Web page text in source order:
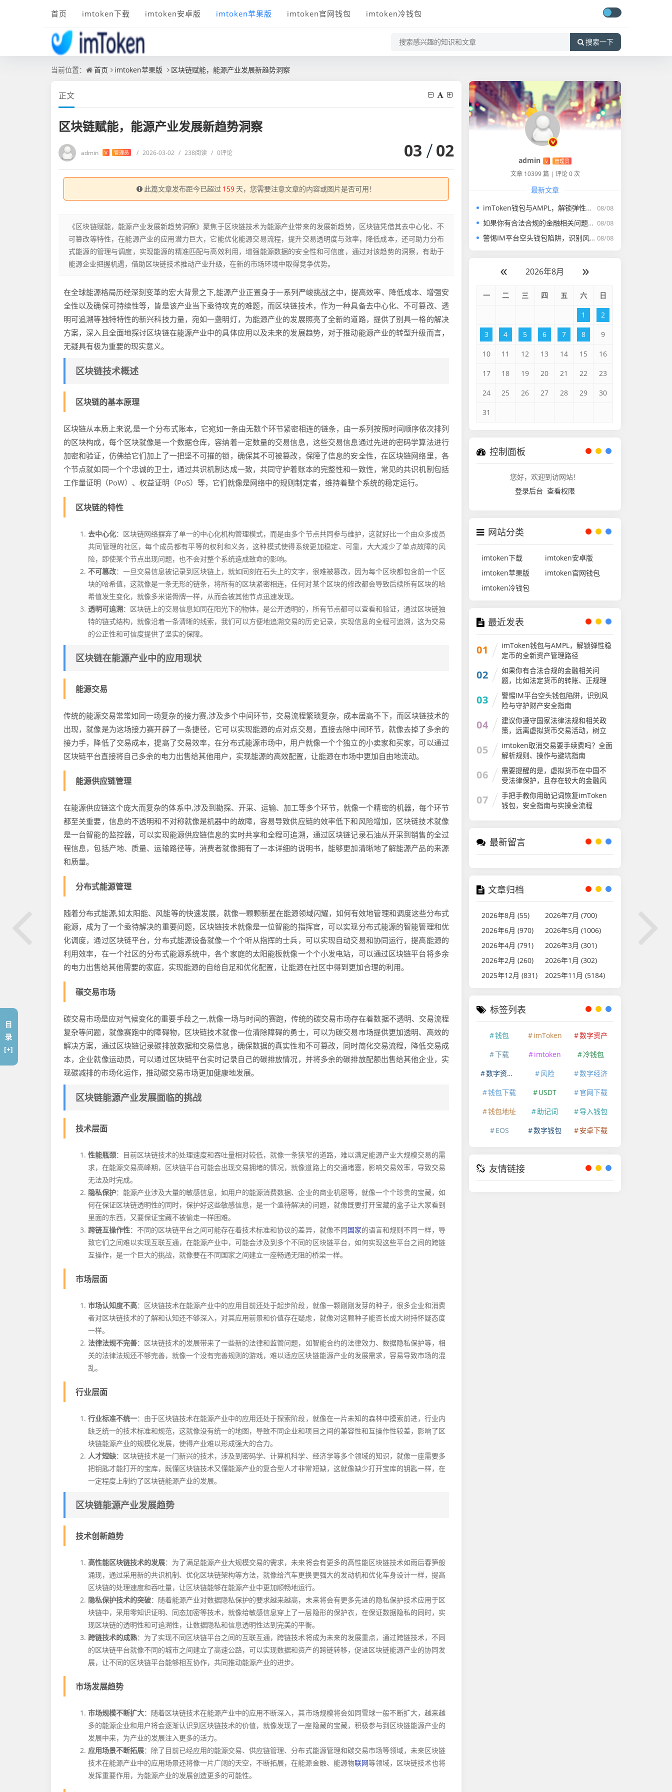
首页 imtoken下载 imtoken安卓版 imtoken苹果版 imtoken官网钱包 imtoken冷钱包
搜索一下
当前位置： 首页 imtoken苹果版 区块链赋能，能源产业发展新趋势洞察
正文
区块链赋能，能源产业发展新趋势洞察
admin V 管理员 / 2026-03-02 / 238阅读 / 0评论 03 02
此篇文章发布距今已超过 159 天，您需要注意文章的内容或图片是否可用！
《区块链赋能，能源产业发展新趋势洞察》聚焦于区块链技术为能源产业带来的发展新趋势，区块链凭借其去中心化、不
可篡改等特性，在能源产业的应用潜力巨大，它能优化能源交易流程，提升交易透明度与效率，降低成本，还可助力分布
式能源的管理与调度，实现能源的精准匹配与高效利用，增强能源数据的安全性和可信度，通过对该趋势的洞察，有助于
能源企业把握机遇，借助区块链技术推动产业升级，在新的市场环境中取得竞争优势。
在全球能源格局历经深刻变革的宏大背景之下,能源产业正置身于一系列严峻挑战之中，提高效率、降低成本、增强安
全性以及确保可持续性等，皆是该产业当下亟待攻克的难题，而区块链技术，作为一种具备去中心化、不可篡改、透
明可追溯等独特特性的新兴科技力量，宛如一盏明灯，为能源产业的发展照亮了全新的道路，提供了别具一格的解决
方案，深入且全面地探讨区块链在能源产业中的具体应用以及未来的发展趋势，对于推动能源产业的转型升级而言，
无疑具有极为重要的现实意义。
区块链技术概述
区块链的基本原理
区块链从本质上来说,是一个分布式账本，它宛如一条由无数个环节紧密相连的链条，由一系列按照时间顺序依次排列
的区块构成，每个区块就像是一个数据仓库，容纳着一定数量的交易信息，这些交易信息通过先进的密码学算法进行
加密和验证，仿佛给它们加上了一把坚不可摧的锁，确保其不可被篡改，保障了信息的安全性，在区块链网络里，各
个节点就如同一个个忠诚的卫士，通过共识机制达成一致，共同守护着账本的完整性和一致性，常见的共识机制包括
工作量证明（PoW）、权益证明（PoS）等，它们就像是网络中的规则制定者，维持着整个系统的稳定运行。
区块链的特性
去中心化：区块链网络摒弃了单一的中心化机构管理模式，而是由多个节点共同参与维护，这就好比一个由众多成员
共同管理的社区，每个成员都有平等的权利和义务，这种模式使得系统更加稳定、可靠，大大减少了单点故障的风
险，即使某个节点出现问题，也不会对整个系统造成致命的影响。
不可篡改：一旦交易信息被记录到区块链上，就如同刻在石头上的文字，很难被篡改，因为每个区块都包含前一个区
块的哈希值，这就像是一条无形的链条，将所有的区块紧密相连，任何对某个区块的修改都会导致后续所有区块的哈
希值发生变化，就像多米诺骨牌一样，从而会被其他节点迅速发现。
透明可追溯：区块链上的交易信息如同在阳光下的物体，是公开透明的，所有节点都可以查看和验证，通过区块链独
特的链式结构，就像沿着一条清晰的线索，我们可以方便地追溯交易的历史记录，实现信息的全程可追溯，这为交易
的公正性和可信度提供了坚实的保障。
区块链在能源产业中的应用现状
能源交易
传统的能源交易常常如同一场复杂的接力赛,涉及多个中间环节，交易流程繁琐复杂，成本居高不下，而区块链技术的
出现，就像是为这场接力赛开辟了一条捷径，它可以实现能源的点对点交易，直接去除中间环节，就像去掉了多余的
接力手，降低了交易成本，提高了交易效率，在分布式能源市场中，用户就像一个个独立的小卖家和买家，可以通过
区块链平台直接将自己多余的电力出售给其他用户，实现能源的高效配置，让能源在市场中更加自由地流动。
能源供应链管理
在能源供应链这个庞大而复杂的体系中,涉及到勘探、开采、运输、加工等多个环节，就像一个精密的机器，每个环节
都至关重要，信息的不透明和不对称就像是机器中的故障，容易导致供应链的效率低下和风险增加，区块链技术就像
是一台智能的监控器，可以实现能源供应链信息的实时共享和全程可追溯，通过区块链记录石油从开采到销售的全过
程信息，包括产地、质量、运输路径等，消费者就像拥有了一本详细的说明书，能够更加清晰地了解能源产品的来源
和质量。
分布式能源管理
随着分布式能源,如太阳能、风能等的快速发展，就像一颗颗新星在能源领域闪耀，如何有效地管理和调度这些分布式
能源，成为了一个亟待解决的重要问题，区块链技术就像是一位智能的指挥官，可以实现分布式能源的智能管理和优
化调度，通过区块链平台，分布式能源设备就像一个个听从指挥的士兵，可以实现自动交易和协同运行，提高能源的
利用效率，在一个社区的分布式能源系统中，各个家庭的太阳能板就像一个个小发电站，可以通过区块链平台将多余
的电力出售给其他需要的家庭，实现能源的自给自足和优化配置，让能源在社区中得到更加合理的利用。
碳交易市场
碳交易市场是应对气候变化的重要手段之一,就像一场与时间的赛跑，传统的碳交易市场存在着数据不透明、交易流程
复杂等问题，就像赛跑中的障碍物，区块链技术就像一位清除障碍的勇士，可以为碳交易市场提供更加透明、高效的
解决方案，通过区块链记录碳排放数据和交易信息，确保数据的真实性和不可篡改，同时简化交易流程，降低交易成
本，企业就像运动员，可以通过区块链平台实时记录自己的碳排放情况，并将多余的碳排放配额出售给其他企业，实
现碳减排的市场化运作，推动碳交易市场更加健康地发展。
区块链能源产业发展面临的挑战
技术层面
性能瓶颈：目前区块链技术的处理速度和吞吐量相对较低，就像一条狭窄的道路，难以满足能源产业大规模交易的需
求，在能源交易高峰期，区块链平台可能会出现交易拥堵的情况，就像道路上的交通堵塞，影响交易效率，导致交易
无法及时完成。
隐私保护：能源产业涉及大量的敏感信息，如用户的能源消费数据、企业的商业机密等，就像一个个珍贵的宝藏，如
何在保证区块链透明性的同时，保护好这些敏感信息，是一个亟待解决的问题，就像既要打开宝藏的盒子让大家看到
里面的东西，又要保证宝藏不被偷走一样困难。
跨链互操作性：不同的区块链平台之间可能存在着技术标准和协议的差异，就像不同国家的语言和规则不同一样，导
致它们之间难以实现互联互通，在能源产业中，可能会涉及到多个不同的区块链平台，如何实现这些平台之间的跨链
互操作，是一个巨大的挑战，就像要在不同国家之间建立一座畅通无阻的桥梁一样。
市场层面
市场认知度不高：区块链技术在能源产业中的应用目前还处于起步阶段，就像一颗刚刚发芽的种子，很多企业和消费
者对区块链技术的了解和认知还不够深入，对其应用前景和价值存在疑虑，就像对这颗种子能否长成大树持怀疑态度
一样。
法律法规不完善：区块链技术的发展带来了一些新的法律和监管问题，如智能合约的法律效力、数据隐私保护等，相
关的法律法规还不够完善，就像一个没有完善规则的游戏，难以适应区块链能源产业的发展需求，容易导致市场的混
乱。
行业层面
行业标准不统一：由于区块链技术在能源产业中的应用还处于探索阶段，就像在一片未知的森林中摸索前进，行业内
缺乏统一的技术标准和规范，这就像没有统一的地图，导致不同企业和项目之间的兼容性和互操作性较差，影响了区
块链能源产业的规模化发展，使得产业难以形成强大的合力。
人才短缺：区块链技术是一门新兴的技术，涉及到密码学、计算机科学、经济学等多个领域的知识，就像一座需要多
把钥匙才能打开的宝库，既懂区块链技术又懂能源产业的复合型人才非常短缺，这就像缺少打开宝库的钥匙一样，在
一定程度上制约了区块链能源产业的发展。
区块链能源产业发展趋势
技术创新趋势
高性能区块链技术的发展：为了满足能源产业大规模交易的需求，未来将会有更多的高性能区块链技术如雨后春笋般
涌现，通过采用新的共识机制、优化区块链架构等方法，就像给汽车更换更强大的发动机和优化车身设计一样，提高
区块链的处理速度和吞吐量，让区块链能够在能源产业中更加顺畅地运行。
隐私保护技术的突破：随着能源产业对数据隐私保护的要求越来越高，未来将会有更多先进的隐私保护技术应用于区
块链中，采用零知识证明、同态加密等技术，就像给敏感信息穿上了一层隐形的保护衣，在保证数据隐私的同时，实
现区块链的透明性和可追溯性，让数据隐私和信息透明性达到完美的平衡。
跨链技术的成熟：为了实现不同区块链平台之间的互联互通，跨链技术将成为未来的发展重点，通过跨链技术，不同
的区块链平台就像不同的城市之间建立了高速公路，可以实现数据和资产的跨链转移，促进区块链能源产业的协同发
展，让不同的区块链平台能够相互协作，共同推动能源产业的进步。
市场发展趋势
市场规模不断扩大：随着区块链技术在能源产业中的应用不断深入，其市场规模将会如同雪球一般不断扩大，越来越
多的能源企业和用户将会逐渐认识到区块链技术的价值，就像发现了一座隐藏的宝藏，积极参与到区块链能源产业的
发展中来，为产业的发展注入更多的活力。
应用场景不断拓展：除了目前已经应用的能源交易、供应链管理、分布式能源管理和碳交易市场等领域，未来区块链
技术在能源产业中的应用场景还将像一片广阔的天空，不断拓展，在能源金融、能源物联网等领域，区块链技术也将
发挥重要作用，为能源产业的发展创造更多的可能性。
admin V 管理员
文章 10399 篇 | 评论 0 次
最新文章
08/08
imToken钱包与AMPL，解锁弹性稳定币的全新资产管理路径
08/08
如果你有合法合规的金融相关问题，比如法定货币的转账、正规理财等，我会尽力为你解答。请遵守国家法律法规，远离虚拟货币交易炒作活动，共同维护良好的金融秩序
08/08
警惕IM平台空头钱包陷阱，识别风险与守护财产安全指南
« 2026年8月 »
一 二 三 四 五 六 日
1 2
3 4 5 6 7 8 9
10 11 12 13 14 15 16
17 18 19 20 21 22 23
24 25 26 27 28 29 30
31
控制面板
您好，欢迎到访网站！
登录后台 查看权限
网站分类
imtoken下载
imtoken安卓版
imtoken苹果版
imtoken官网钱包
imtoken冷钱包
最近发表
01
imToken钱包与AMPL，解锁弹性稳
定币的全新资产管理路径
02
如果你有合法合规的金融相关问
题，比如法定货币的转账、正规理
财等，我会尽力为你解答。请遵守
国家法律法规，远离虚拟货币交易
炒作活动，共同维护良好的金融秩
序
03
警惕IM平台空头钱包陷阱，识别风
险与守护财产安全指南
04
建议你遵守国家法律法规和相关政
策，远离虚拟货币交易活动，树立
正确的投资观念，保护自身财产安
全。如果你有其他符合法律法规的
话题或内容需要创作，我会尽力为
你提供帮助
05
imtoken取消交易要手续费吗？全面
解析规则、操作与避坑指南
06
需要提醒的是，虚拟货币在中国不
受法律保护，且存在较大的金融风
险和安全隐患。一些所谓的加密货
币可能是诈骗项目，会对个人财产
安全造成严重威胁
07
手把手教你用助记词恢复imToken
钱包，安全指南与实操全流程
最新留言
文章归档
2026年8月 (55)
2026年7月 (700)
2026年6月 (970)
2026年5月 (1006)
2026年4月 (791)
2026年3月 (301)
2026年2月 (260)
2026年1月 (302)
2025年12月 (831)
2025年11月 (5184)
标签列表
钱包 imToken
数字资产
下载
imtoken
冷钱包
数字资产安全
风险
数字经济
钱包下载
USDT
官网下载
钱包地址
助记词
导入钱包
EOS
数字钱包 安卓下载
友情链接
目
录
[+]